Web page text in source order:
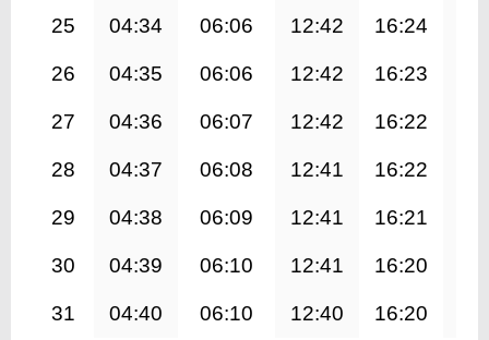
25 04:34 06:06 12:42 16:24
26 04:35 06:06 12:42 16:23
27 04:36 06:07 12:42 16:22
28 04:37 06:08 12:41 16:22
29 04:38 06:09 12:41 16:21
30 04:39 06:10 12:41 16:20
31 04:40 06:10 12:40 16:20